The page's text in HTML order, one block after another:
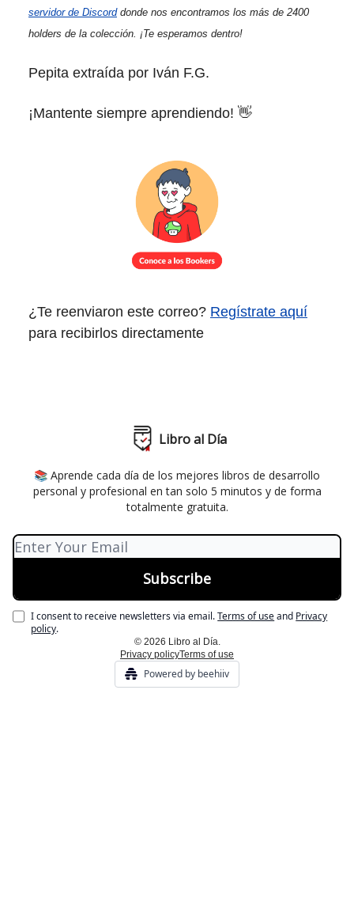
servidor de Discorddonde nos encontramos los más de 2400
holders de la colección. ¡Te esperamos dentro!
Pepita extraída por Iván F.G.
¡Mantente siempre aprendiendo! 👋
¿Te reenviaron este correo? Regístrate aquí
para recibirlos directamente
Libro al Día
📚 Aprende cada día de los mejores libros de desarrollo
personal y profesional en tan solo 5 minutos y de forma
totalmente gratuita.
I consent to receive newsletters via email.Terms of useand Privacy
policy.
© 2026 Libro al Día.
Privacy policyTerms of use
Powered by beehiiv